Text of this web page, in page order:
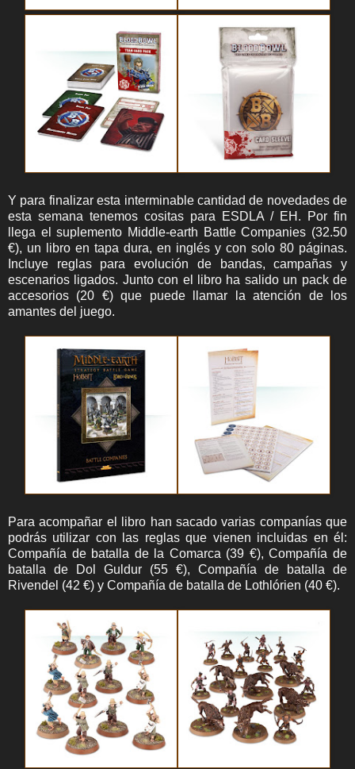
Y para finalizar esta interminable cantidad de novedades de
esta semana tenemos cositas para ESDLA / EH. Por fin
llega el suplemento Middle-earth Battle Companies (32.50
€), un libro en tapa dura, en inglés y con solo 80 páginas.
Incluye reglas para evolución de bandas, campañas y
escenarios ligados. Junto con el libro ha salido un pack de
accesorios (20 €) que puede llamar la atención de los
amantes del juego.
Para acompañar el libro han sacado varias companías que
podrás utilizar con las reglas que vienen incluidas en él:
Compañía de batalla de la Comarca (39 €), Compañía de
batalla de Dol Guldur (55 €), Compañía de batalla de
Rivendel (42 €) y Compañía de batalla de Lothlórien (40 €).